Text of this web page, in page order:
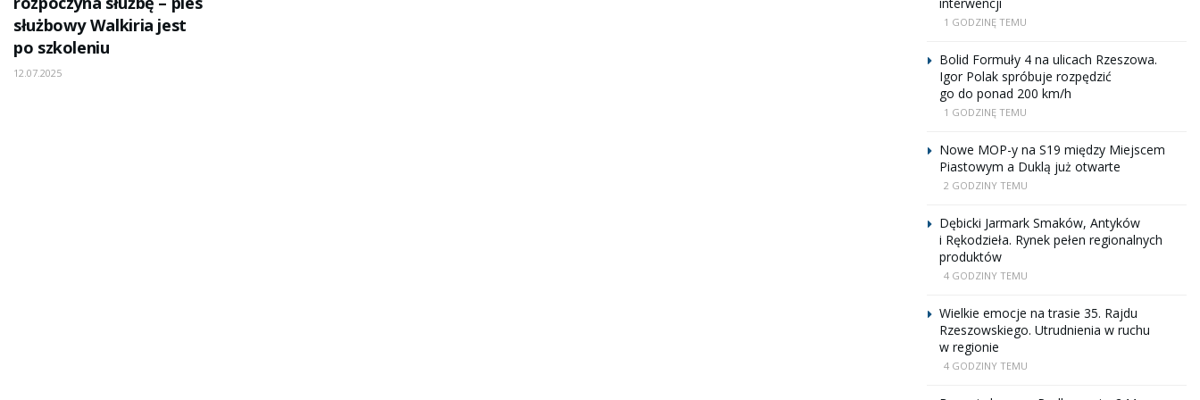
służbowy Walkiria jest
po szkoleniu
12.07.2025
1 GODZINĘ TEMU
Bolid Formuły 4 na ulicach Rzeszowa.
Igor Polak spróbuje rozpędzić
go do ponad 200 km/h
1 GODZINĘ TEMU
Nowe MOP-y na S19 między Miejscem
Piastowym a Duklą już otwarte
2 GODZINY TEMU
Dębicki Jarmark Smaków, Antyków
i Rękodzieła. Rynek pełen regionalnych
produktów
4 GODZINY TEMU
Wielkie emocje na trasie 35. Rajdu
Rzeszowskiego. Utrudnienia w ruchu
w regionie
4 GODZINY TEMU